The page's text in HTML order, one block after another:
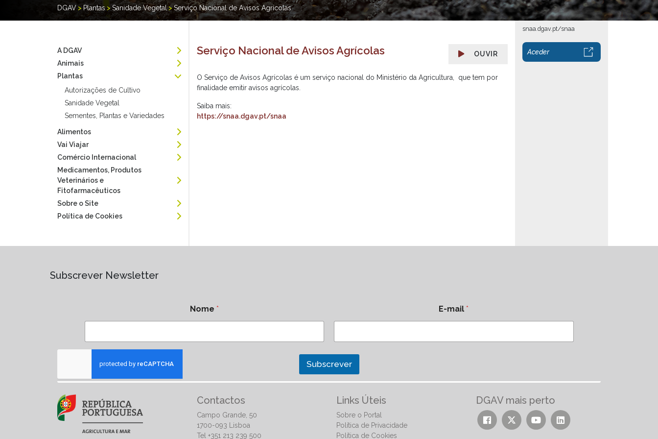
DGAV>Plantas>Sanidade Vegetal>Serviço Nacional de Avisos Agrícolas
A DGAV
Animais
Plantas
Autorizações de Cultivo
Sanidade Vegetal
Sementes, Plantas e Variedades
Alimentos
Vai Viajar
Comércio Internacional
Medicamentos, Produtos
Veterinários e
Fitofarmacêuticos
Sobre o Site
Política de Cookies
OUVIR
Serviço Nacional de Avisos Agrícolas
O Serviço de Avisos Agrícolas é um serviço nacional do Ministério da Agricultura, que tem por
finalidade emitir avisos agrícolas.
Saiba mais:
https://snaa.dgav.pt/snaa
snaa.dgav.pt/snaa
Aceder
Subscrever Newsletter
Nome * E-mail*
Subscrever
Contactos
Campo Grande, 50
1700-093 Lisboa
Tel +351 213 239 500
Links Úteis
Sobre o Portal
Política de Privacidade
Política de Cookies
DGAV mais perto